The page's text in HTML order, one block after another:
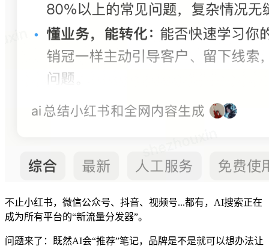
不止小红书，微信公众号、抖音、视频号...都有，AI搜索正在
成为所有平台的“新流量分发器”。
问题来了：既然AI会“推荐”笔记，品牌是不是就可以想办法让